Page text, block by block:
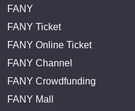
FANY
FANY Ticket
FANY Online Ticket
FANY Channel
FANY Crowdfunding
FANY Mall